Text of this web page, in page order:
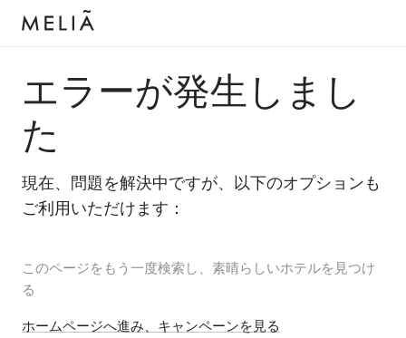
エラーが発生しまし
た
現在、問題を解決中ですが、以下のオプションも
ご利用いただけます：
このページをもう一度検索し、素晴らしいホテルを見つけ
る
ホームページへ進み、キャンペーンを見る